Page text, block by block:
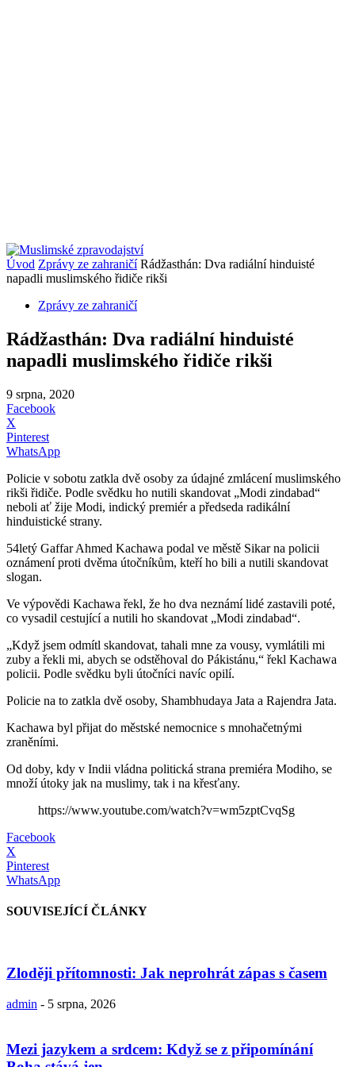
Úvod Zprávy ze zahraničí Rádžasthán: Dva radiální hinduisté
napadli muslimského řidiče rikši
Zprávy ze zahraničí
Rádžasthán: Dva radiální hinduisté
napadli muslimského řidiče rikši
9 srpna, 2020
Facebook
X
Pinterest
WhatsApp
Policie v sobotu zatkla dvě osoby za údajné zmlácení muslimského
rikši řidiče. Podle svědku ho nutili skandovat „Modi zindabad“
neboli ať žije Modi, indický premiér a předseda radikální
hinduistické strany.
54letý Gaffar Ahmed Kachawa podal ve městě Sikar na policii
oznámení proti dvěma útočníkům, kteří ho bili a nutili skandovat
slogan.
Ve výpovědi Kachawa řekl, že ho dva neznámí lidé zastavili poté,
co vysadil cestující a nutili ho skandovat „Modi zindabad“.
„Když jsem odmítl skandovat, tahali mne za vousy, vymlátili mi
zuby a řekli mi, abych se odstěhoval do Pákistánu,“ řekl Kachawa
policii. Podle svědku byli útočníci navíc opilí.
Policie na to zatkla dvě osoby, Shambhudaya Jata a Rajendra Jata.
Kachawa byl přijat do městské nemocnice s mnohačetnými
zraněními.
Od doby, kdy v Indii vládna politická strana premiéra Modiho, se
množí útoky jak na muslimy, tak i na křesťany.
https://www.youtube.com/watch?v=wm5zptCvqSg
Facebook
X
Pinterest
WhatsApp
SOUVISEJÍCÍ ČLÁNKY
Zloději přítomnosti: Jak neprohrát zápas s časem
admin - 5 srpna, 2026
Mezi jazykem a srdcem: Když se z připomínání